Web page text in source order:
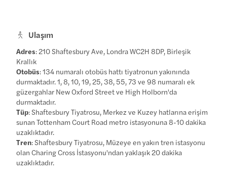
Ulaşım
Adres: 210 Shaftesbury Ave, Londra WC2H 8DP, Birleşik
Krallık
Otobüs: 134 numaralı otobüs hattı tiyatronun yakınında
durmaktadır. 1, 8, 10, 19, 25, 38, 55, 73 ve 98 numaralı ek
güzergahlar New Oxford Street ve High Holborn'da
durmaktadır.
Tüp: Shaftesbury Tiyatrosu, Merkez ve Kuzey hatlarına erişim
sunan Tottenham Court Road metro istasyonuna 8-10 dakika
uzaklıktadır.
Tren: Shaftesbury Tiyatrosu, Müzeye en yakın tren istasyonu
olan Charing Cross İstasyonu'ndan yaklaşık 20 dakika
uzaklıktadır.